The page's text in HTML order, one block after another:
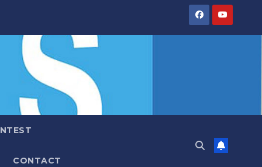
CONTACT